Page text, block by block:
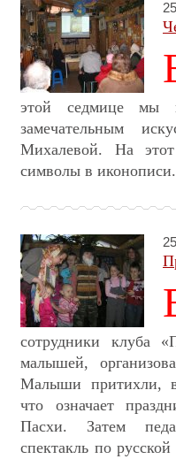
этой седмице мы
замечательным
Михалевой. На
символы в
сотрудники клуба
малышей,
Малыши притихли,
что означает
Пасхи. Затем
спектакль по